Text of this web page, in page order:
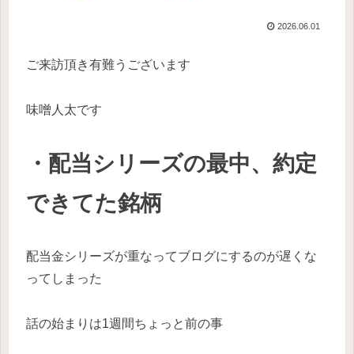
2026.06.01
ご来訪頂き有難うございます
味噌人太です
・配当シリーズの最中、約定
できてた銘柄
配当金シリーズが重なってブログにするのが遅くな
ってしまった
話の始まりは1週間ちょっと前の事